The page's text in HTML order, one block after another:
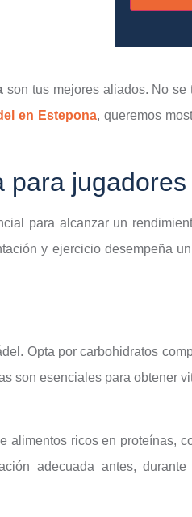
son tus mejores aliados. No
en Estepona, queremos
para alcanzar un
y ejercicio desempeña
Opta por carbohidratos
son esenciales para obtener
alimentos ricos en proteínas,
adecuada antes,